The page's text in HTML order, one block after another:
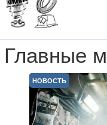
Главные
НОВОСТЬ